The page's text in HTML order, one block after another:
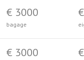
€ 3000
bagage
€ 3000